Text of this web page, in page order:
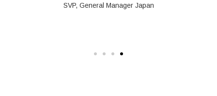
SVP, General Manager Japan